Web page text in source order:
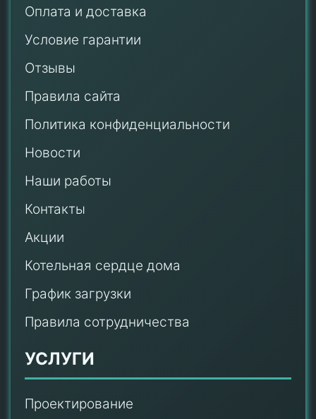
Оплата и доставка
Условие гарантии
Отзывы
Правила сайта
Политика конфиденциальности
Новости
Наши работы
Контакты
Акции
Котельная сердце дома
График загрузки
Правила сотрудничества
УСЛУГИ
Проектирование